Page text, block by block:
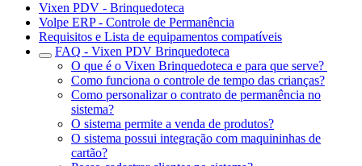
Vixen PDV - Brinquedoteca
Volpe ERP - Controle de Permanência
Requisitos e Lista de equipamentos compatíveis
FAQ - Vixen PDV Brinquedoteca
O que é o Vixen Brinquedoteca e para que serve?
Como funciona o controle de tempo das crianças?
Como personalizar o contrato de permanência no
sistema?
O sistema permite a venda de produtos?
O sistema possui integração com maquininhas de
cartão?